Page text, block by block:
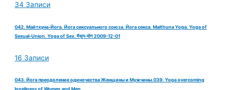
34 Записи
042. Майтхуна-Йога. Йога сексуального союза. Йога секса. Maithuna Yoga. Yoga of
Sexual-Union. Yoga of Sex. मैथुन-योग 2009-12-01
16 Записи
043. Йога преодоление одиночества Женщины и Мужчины.039. Yoga overcoming